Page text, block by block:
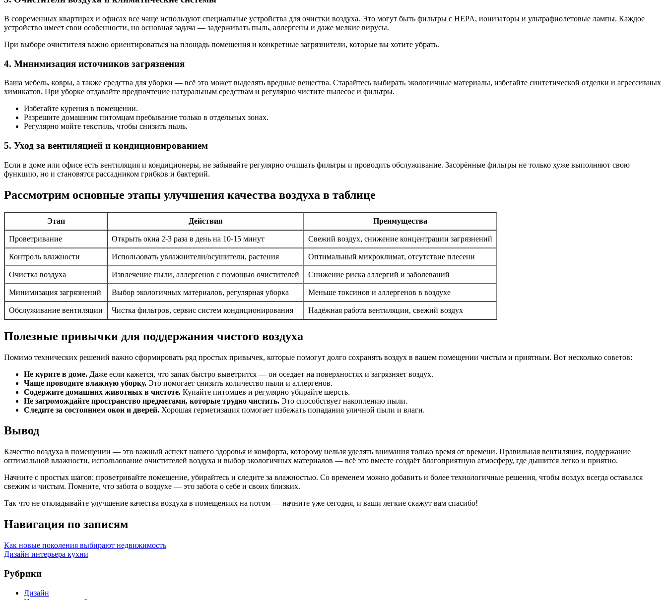
В современных квартирах и офисах все чаще используют специальные устройства для очистки воздуха. Это могут быть фильтры с HEPA, ионизаторы и ультрафиолетовые лампы. Каждое
устройство имеет свои особенности, но основная задача — задерживать пыль, аллергены и даже мелкие вирусы.
При выборе очистителя важно ориентироваться на площадь помещения и конкретные загрязнители, которые вы хотите убрать.
4. Минимизация источников загрязнения
Ваша мебель, ковры, а также средства для уборки — всё это может выделять вредные вещества. Старайтесь выбирать экологичные материалы, избегайте синтетической отделки и агрессивных
химикатов. При уборке отдавайте предпочтение натуральным средствам и регулярно чистите пылесос и фильтры.
Избегайте курения в помещении.
Разрешите домашним питомцам пребывание только в отдельных зонах.
Регулярно мойте текстиль, чтобы снизить пыль.
5. Уход за вентиляцией и кондиционированием
Если в доме или офисе есть вентиляция и кондиционеры, не забывайте регулярно очищать фильтры и проводить обслуживание. Засорённые фильтры не только хуже выполняют свою
функцию, но и становятся рассадником грибков и бактерий.
Рассмотрим основные этапы улучшения качества воздуха в таблице
Этап Действия Преимущества
Проветривание Открыть окна 2-3 раза в день на 10-15 минут Свежий воздух, снижение концентрации загрязнений
Контроль влажности Использовать увлажнители/осушители, растения Оптимальный микроклимат, отсутствие плесени
Очистка воздуха Извлечение пыли, аллергенов с помощью очистителей Снижение риска аллергий и заболеваний
Минимизация загрязнений Выбор экологичных материалов, регулярная уборка Меньше токсинов и аллергенов в воздухе
Обслуживание вентиляции Чистка фильтров, сервис систем кондиционирования Надёжная работа вентиляции, свежий воздух
Полезные привычки для поддержания чистого воздуха
Помимо технических решений важно сформировать ряд простых привычек, которые помогут долго сохранять воздух в вашем помещении чистым и приятным. Вот несколько советов:
Не курите в доме. Даже если кажется, что запах быстро выветрится — он оседает на поверхностях и загрязняет воздух.
Чаще проводите влажную уборку. Это помогает снизить количество пыли и аллергенов.
Содержите домашних животных в чистоте. Купайте питомцев и регулярно убирайте шерсть.
Не загромождайте пространство предметами, которые трудно чистить. Это способствует накоплению пыли.
Следите за состоянием окон и дверей. Хорошая герметизация помогает избежать попадания уличной пыли и влаги.
Вывод
Качество воздуха в помещении — это важный аспект нашего здоровья и комфорта, которому нельзя уделять внимания только время от времени. Правильная вентиляция, поддержание
оптимальной влажности, использование очистителей воздуха и выбор экологичных материалов — всё это вместе создаёт благоприятную атмосферу, где дышится легко и приятно.
Начните с простых шагов: проветривайте помещение, убирайтесь и следите за влажностью. Со временем можно добавить и более технологичные решения, чтобы воздух всегда оставался
свежим и чистым. Помните, что забота о воздухе — это забота о себе и своих близких.
Так что не откладывайте улучшение качества воздуха в помещениях на потом — начните уже сегодня, и ваши легкие скажут вам спасибо!
Навигация по записям
Как новые поколения выбирают недвижимость
Дизайн интерьера кухни
Рубрики
Дизайн